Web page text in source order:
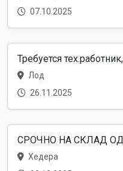
07.10.2025
Требуется
Лод
26.11.2025
СРОЧНО НА СКЛАД
Хедера